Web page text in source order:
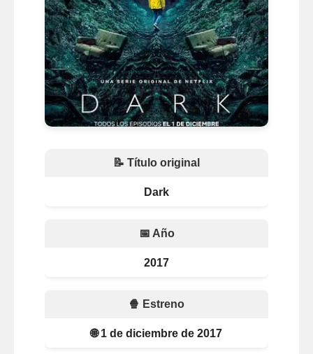
📝 Título original
Dark
📅 Año
2017
🍿 Estreno
🌐 1 de diciembre de 2017